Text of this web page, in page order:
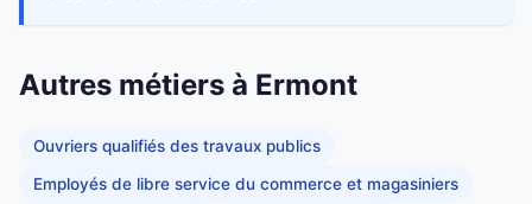
Autres métiers à Ermont
Ouvriers qualifiés des travaux publics
Employés de libre service du commerce et magasiniers